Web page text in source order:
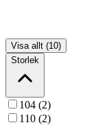
Visa allt (10)
Storlek
104 (2)
110 (2)